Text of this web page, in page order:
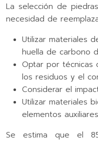
La selección de
necesidad de
Utilizar materiales
huella de carbono
Optar por técnicas
los residuos y el
Considerar el
Utilizar materiales
elementos
Se estima que el